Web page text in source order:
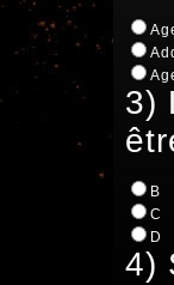
3)
B
C
D
4)